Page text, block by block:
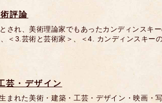
評論
され、美術理論家でもあったカンディンスキ
＜3.芸術と芸術家＞、＜4. カンディンスキー
芸・デザイン
まれた美術・建築・工芸・デザイン・映画・